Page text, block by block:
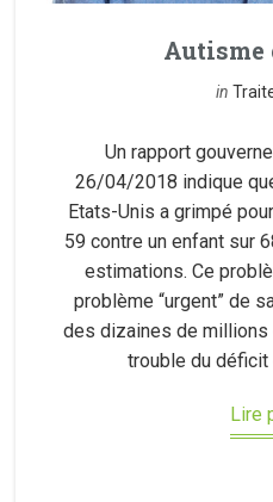
Autisme
in
Un rapport
26/04/2018 indique
Etats-Unis a grimpé
59 contre un enfant sur
estimations. Ce
problème “urgent” de
des dizaines de millions
trouble du déficit
Lire